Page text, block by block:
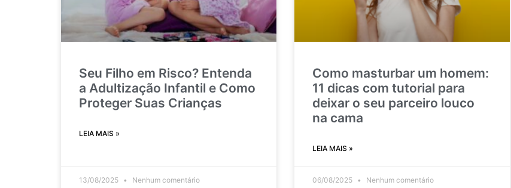
Seu Filho em Risco? Entenda
a Adultização Infantil e Como
Proteger Suas Crianças
LEIA MAIS »
13/08/2025 Nenhum comentário
Como masturbar um homem:
11 dicas com tutorial para
deixar o seu parceiro louco
na cama
LEIA MAIS »
06/08/2025 Nenhum comentário